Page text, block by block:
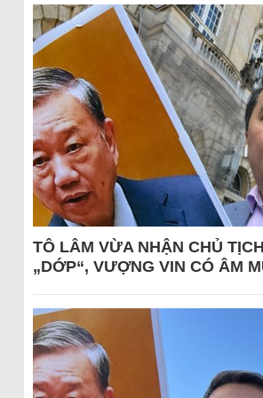
TÔ LÂM VỪA NHẬN CHỦ
„DỚP“, VƯỢNG VIN CÓ ÂM